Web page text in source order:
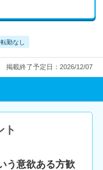
転勤なし
掲載終了予定日：2026/12/07
ト
う意欲ある方歓